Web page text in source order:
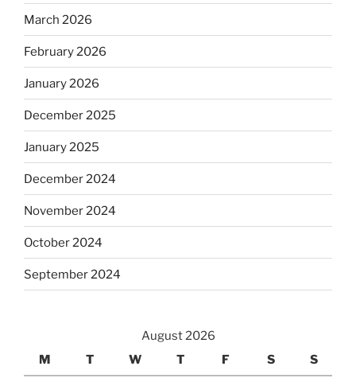
March 2026
February 2026
January 2026
December 2025
January 2025
December 2024
November 2024
October 2024
September 2024
August 2026
M
T W T F S S